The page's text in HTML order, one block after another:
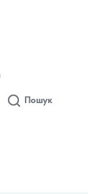
Пошук